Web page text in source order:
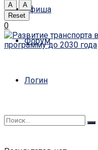
Афиша
Форум
Логин
A
A
Reset
0